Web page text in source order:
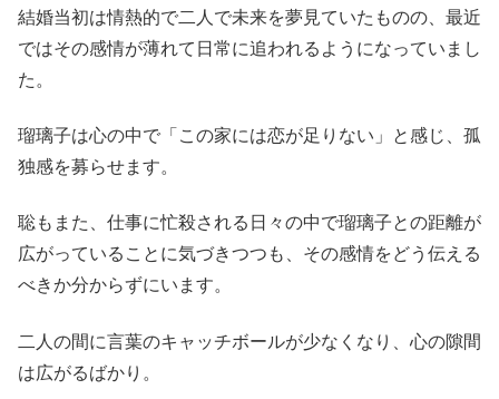
結婚当初は情熱的で二人で未来を夢見ていたものの、最近
ではその感情が薄れて日常に追われるようになっていまし
た。
瑠璃子は心の中で「この家には恋が足りない」と感じ、孤
独感を募らせます。
聡もまた、仕事に忙殺される日々の中で瑠璃子との距離が
広がっていることに気づきつつも、その感情をどう伝える
べきか分からずにいます。
二人の間に言葉のキャッチボールが少なくなり、心の隙間
は広がるばかり。